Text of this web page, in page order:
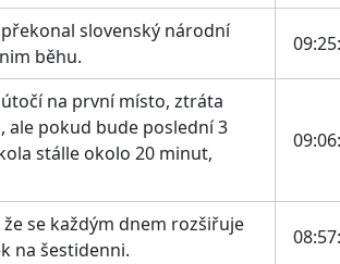
slovenský národní
běhu.
na první místo, ztráta
ale pokud bude poslední 3
stálle okolo 20 minut,
se každým dnem rozšiřuje
na šestidenni.